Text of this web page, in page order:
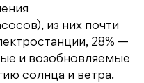
из них почти
28% —
и возобновляемые
солнца и ветра.